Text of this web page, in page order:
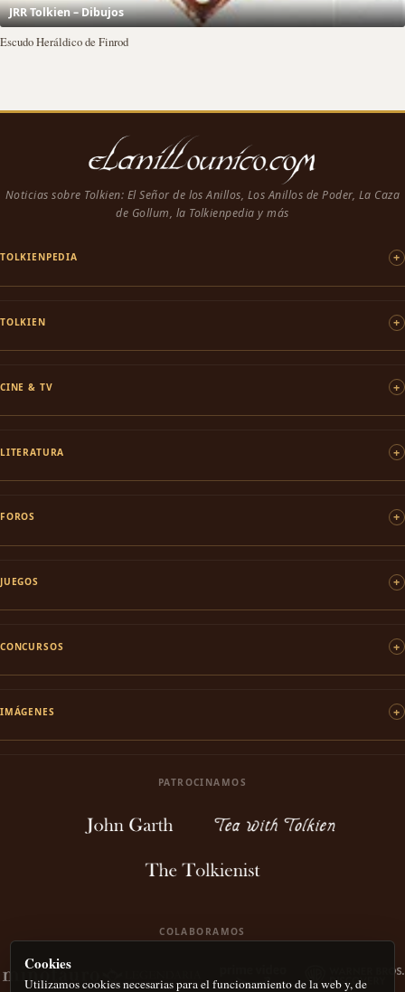
JRR Tolkien – Dibujos
Escudo Heráldico de Finrod
Noticias sobre Tolkien: El Señor de los Anillos, Los Anillos de Poder, La Caza
de Gollum, la Tolkienpedia y más
TOLKIENPEDIA
TOLKIEN
CINE & TV
LITERATURA
FOROS
JUEGOS
CONCURSOS
IMÁGENES
PATROCINAMOS
COLABORAMOS
Cookies
Utilizamos cookies necesarias para el funcionamiento de la web y, de